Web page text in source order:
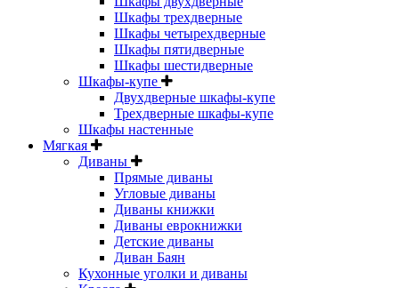
Шкафы трехдверные
Шкафы четырехдверные
Шкафы пятидверные
Шкафы шестидверные
Шкафы-купе
Двухдверные шкафы-купе
Трехдверные шкафы-купе
Шкафы настенные
Мягкая
Диваны
Прямые диваны
Угловые диваны
Диваны книжки
Диваны еврокнижки
Детские диваны
Диван Баян
Кухонные уголки и диваны